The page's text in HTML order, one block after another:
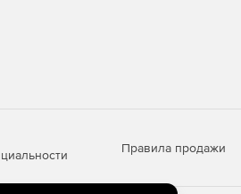
Правила продажи